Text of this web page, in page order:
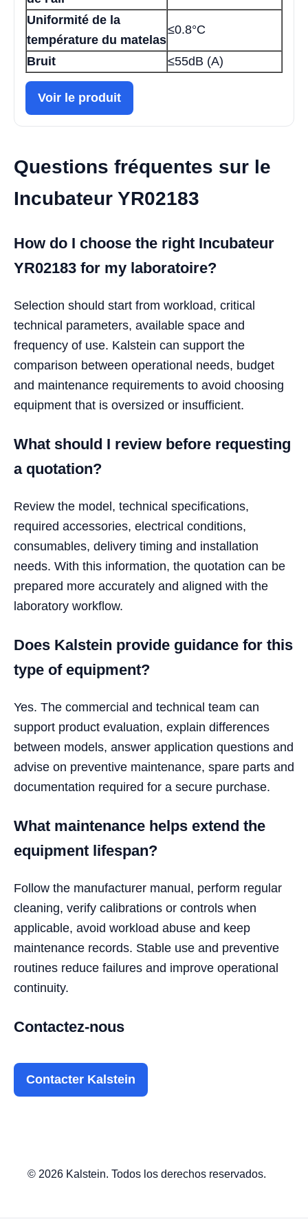
Uniformité de la
température du matelas
≤0.8°C
Bruit ≤55dB (A)
Voir le produit
Questions fréquentes sur le
Incubateur YR02183
How do I choose the right Incubateur
YR02183 for my laboratoire?
Selection should start from workload, critical
technical parameters, available space and
frequency of use. Kalstein can support the
comparison between operational needs, budget
and maintenance requirements to avoid choosing
equipment that is oversized or insufficient.
What should I review before requesting
a quotation?
Review the model, technical specifications,
required accessories, electrical conditions,
consumables, delivery timing and installation
needs. With this information, the quotation can be
prepared more accurately and aligned with the
laboratory workflow.
Does Kalstein provide guidance for this
type of equipment?
Yes. The commercial and technical team can
support product evaluation, explain differences
between models, answer application questions and
advise on preventive maintenance, spare parts and
documentation required for a secure purchase.
What maintenance helps extend the
equipment lifespan?
Follow the manufacturer manual, perform regular
cleaning, verify calibrations or controls when
applicable, avoid workload abuse and keep
maintenance records. Stable use and preventive
routines reduce failures and improve operational
continuity.
Contactez-nous
Contacter Kalstein
© 2026 Kalstein. Todos los derechos reservados.